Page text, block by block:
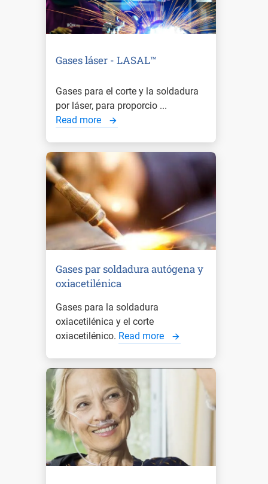
Gases láser - LASAL™
Gases para el corte y la soldadura
por láser, para proporcio ...
Read more
Gases par soldadura autógena y
oxiacetilénica
Gases para la soldadura
oxiacetilénica y el corte
oxiacetilénico. Read more